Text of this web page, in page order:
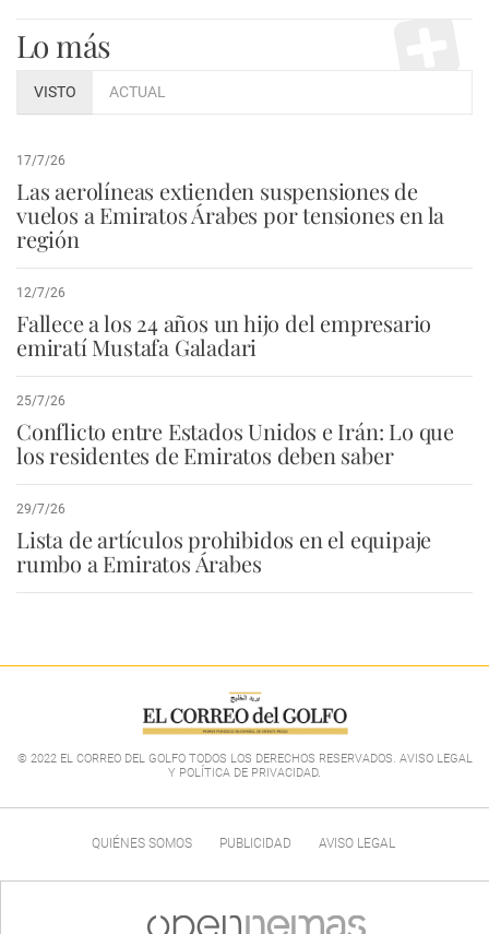
Lo más
VISTO ACTUAL
17/7/26
Las aerolíneas extienden suspensiones de
vuelos a Emiratos Árabes por tensiones en la
región
12/7/26
Fallece a los 24 años un hijo del empresario
emiratí Mustafa Galadari
25/7/26
Conflicto entre Estados Unidos e Irán: Lo que
los residentes de Emiratos deben saber
29/7/26
Lista de artículos prohibidos en el equipaje
rumbo a Emiratos Árabes
© 2022 EL CORREO DEL GOLFO TODOS LOS DERECHOS RESERVADOS. AVISO LEGAL
Y POLÍTICA DE PRIVACIDAD.
QUIÉNES SOMOS PUBLICIDAD AVISO LEGAL